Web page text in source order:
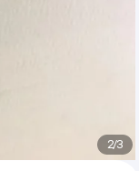
2/3